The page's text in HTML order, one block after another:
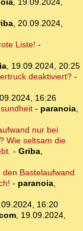
, 19.09.2024,
, 20.09.2024,
Liste! -
, 19.09.2024, 20:25
deaktiviert?-
16:26
- paranoia,
nur bei
Wie seltsam die
- Griba,
Bastelaufwand
- paranoia,
16:20
, 19.09.2024,